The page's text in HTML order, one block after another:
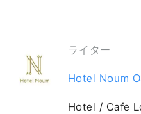
ライター
Hotel Noum
Hotel / Cafe